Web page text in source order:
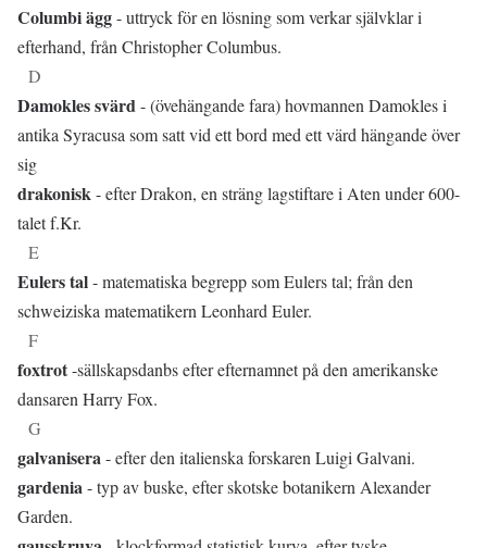
Columbi ägg- uttryck för en lösning som verkar självklar i
efterhand, från Christopher Columbus.
D
Damokles svärd- (övehängande fara) hovmannen Damokles i
antika Syracusa som satt vid ett bord med ett värd hängande över
sig
drakonisk- efter Drakon, en sträng lagstiftare i Aten under 600-
talet f.Kr.
E
Eulers tal- matematiska begrepp som Eulers tal; från den
schweiziska matematikern Leonhard Euler.
F
foxtrot-sällskapsdanbs efter efternamnet på den amerikanske
dansaren Harry Fox.
G
galvanisera- efter den italienska forskaren Luigi Galvani.
gardenia- typ av buske, efter skotske botanikern Alexander
Garden.